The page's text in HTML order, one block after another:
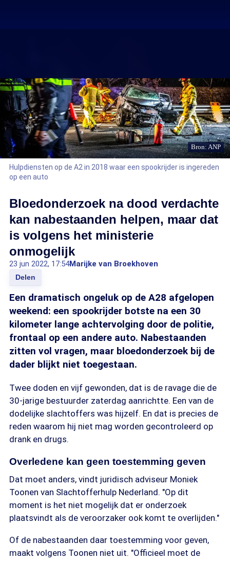
Bron: ANP
Hulpdiensten op de A2 in 2018 waar een spookrijder is ingereden
op een auto
Bloedonderzoek na dood verdachte
kan nabestaanden helpen, maar dat
is volgens het ministerie
onmogelijk
23 jun 2022, 17:54Marijke van Broekhoven
Delen
Een dramatisch ongeluk op de A28 afgelopen
weekend: een spookrijder botste na een 30
kilometer lange achtervolging door de politie,
frontaal op een andere auto. Nabestaanden
zitten vol vragen, maar bloedonderzoek bij de
dader blijkt niet toegestaan.
Twee doden en vijf gewonden, dat is de ravage die de
30-jarige bestuurder zaterdag aanrichtte. Een van de
dodelijke slachtoffers was hijzelf. En dat is precies de
reden waarom hij niet mag worden gecontroleerd op
drank en drugs.
Overledene kan geen toestemming geven
Dat moet anders, vindt juridisch adviseur Moniek
Toonen van Slachtofferhulp Nederland. "Op dit
moment is het niet mogelijk dat er onderzoek
plaatsvindt als de veroorzaker ook komt te overlijden."
Of de nabestaanden daar toestemming voor geven,
maakt volgens Toonen niet uit. "Officieel moet de